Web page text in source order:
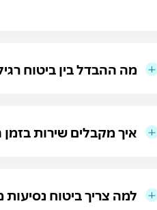
מה ההבדל בין ביטוח
איך מקבלים שירות בזמן
למה צריך ביטוח נסיעות